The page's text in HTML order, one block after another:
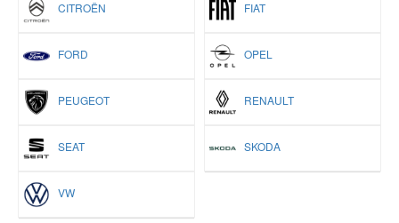
CITROËN FIAT
FORD OPEL
PEUGEOT RENAULT
SEAT SKODA
VW